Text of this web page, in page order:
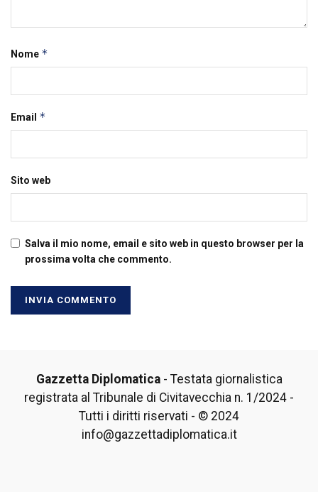
Nome *
Email *
Sito web
Salva il mio nome, email e sito web in questo browser per la
prossima volta che commento.
Gazzetta Diplomatica- Testata giornalistica
registrata al Tribunale di Civitavecchia n. 1/2024 -
Tutti i diritti riservati - © 2024
info@gazzettadiplomatica.it